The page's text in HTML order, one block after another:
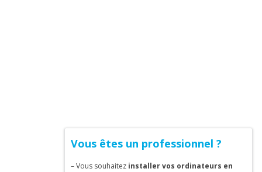
Vous êtes un professionnel ?
– Vous souhaitez installer vos ordinateurs en